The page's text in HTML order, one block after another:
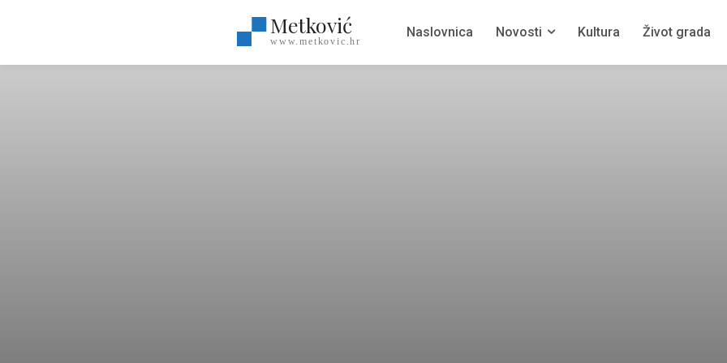
Metković
www.metkovic.hr
Naslovnica Novosti Kultura Život grada